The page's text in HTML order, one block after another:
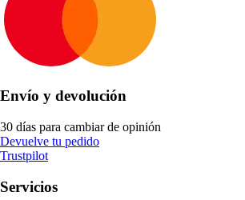
Envío y devolución
30 días para cambiar de opinión
Devuelve tu pedido
Trustpilot
Servicios